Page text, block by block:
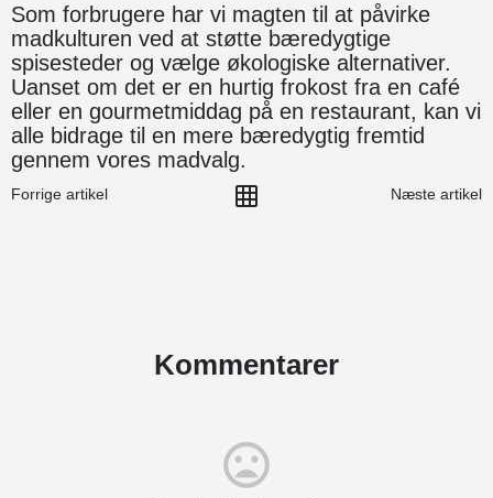
Som forbrugere har vi magten til at påvirke
madkulturen ved at støtte bæredygtige
spisesteder og vælge økologiske alternativer.
Uanset om det er en hurtig frokost fra en café
eller en gourmetmiddag på en restaurant, kan vi
alle bidrage til en mere bæredygtig fremtid
gennem vores madvalg.
Forrige artikel Næste artikel
Kommentarer